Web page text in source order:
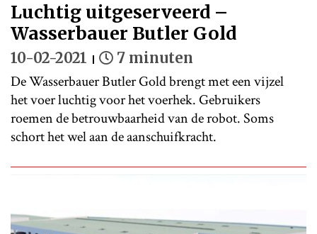
Luchtig uitgeserveerd –
Wasserbauer Butler Gold
10-02-2021 7 minuten
De Wasserbauer Butler Gold brengt met een vijzel
het voer luchtig voor het voerhek. Gebruikers
roemen de betrouwbaarheid van de robot. Soms
schort het wel aan de aanschuifkracht.